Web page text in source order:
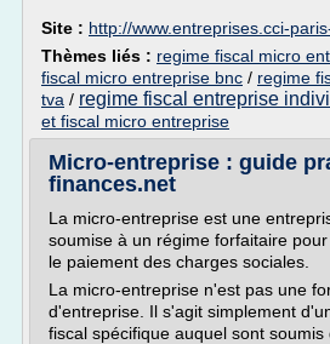
Site : http://www.entreprises.cci-
Thèmes liés : regime fiscal micro
fiscal micro entreprise bnc / regime
tva / regime fiscal entreprise
et fiscal micro entreprise
Micro-entreprise : guide
finances.net
La micro-entreprise est une
soumise à un régime forfaitaire
le paiement des charges sociales.
La micro-entreprise n'est pas une
d'entreprise. Il s'agit simplement
fiscal spécifique auquel sont